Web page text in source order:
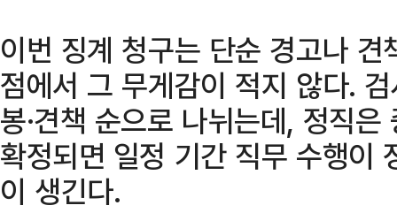
이번 징계 청구는 단순 경고나
점에서 그 무게감이 적지 않다. 검
봉·견책 순으로 나뉘는데, 정직
확정되면 일정 기간 직무 수행이
이 생긴다.